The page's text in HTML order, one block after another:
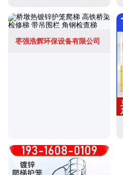
枣强浩辉环保设备有限公司